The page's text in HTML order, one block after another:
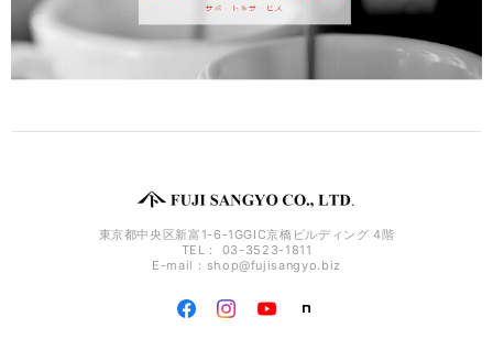
東京都中央区新富1-6-1GGIC京橋ビルディング 4階
TEL： 03-3523-1811
E-mail： shop@fujisangyo.biz